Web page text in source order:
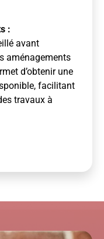
:
avant
aménagements
d’obtenir une
facilitant
travaux à